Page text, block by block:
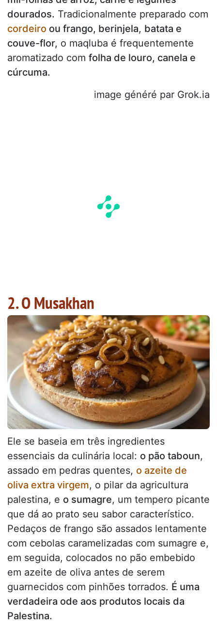
dourados. Tradicionalmente preparado com
cordeiro ou frango, berinjela, batata e
couve-flor, o maqluba é frequentemente
aromatizado com folha de louro, canela e
cúrcuma.
image généré par Grok.ia
2. O Musakhan
Ele se baseia em três ingredientes
essenciais da culinária local: o pão taboun,
assado em pedras quentes, o azeite de
oliva extra virgem, o pilar da agricultura
palestina, e o sumagre, um tempero picante
que dá ao prato seu sabor característico.
Pedaços de frango são assados lentamente
com cebolas caramelizadas com sumagre e,
em seguida, colocados no pão embebido
em azeite de oliva antes de serem
guarnecidos com pinhões torrados. É uma
verdadeira ode aos produtos locais da
Palestina.